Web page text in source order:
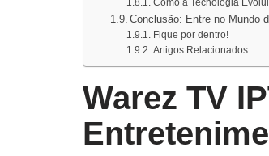
Conclusão: Entre no Mundo
Fique por dentro!
Artigos Relacionados:
Warez TV